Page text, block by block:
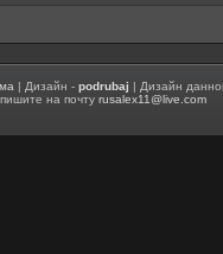
| Дизайн -podrubaj | Дизайн
на почтуrusalex11@live.com